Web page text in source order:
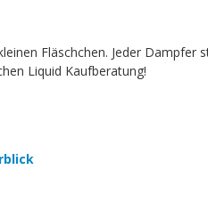
Fläschchen. Jeder
Liquid Kaufberatung!